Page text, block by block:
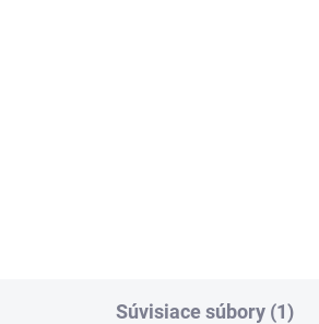
Súvisiace súbory (1)